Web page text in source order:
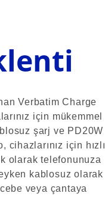
Verbatim Charge
için mükemmel
şarj ve PD20W
için hızlı
olarak telefonunuza
kablosuz olarak
veya çantaya